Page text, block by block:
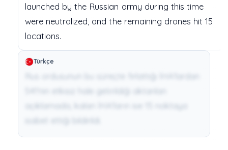
launched by the Russian army during this time
were neutralized, and the remaining drones hit 15
locations.
Türkçe